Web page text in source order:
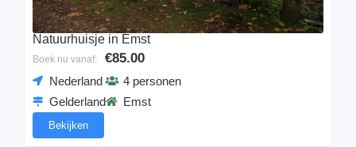
Natuurhuisje in Emst
Boek nu vanaf: €85.00
Nederland
Gelderland
4 personen
Emst
Bekijken